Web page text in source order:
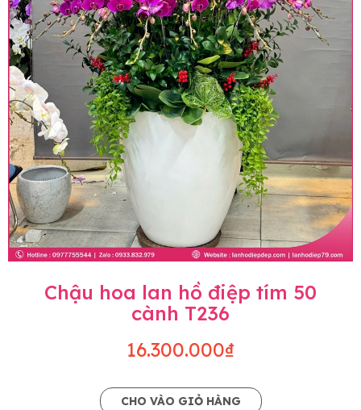
Chậu hoa lan hồ điệp tím 50
cành T236
16.300.000₫
CHO VÀO GIỎ HÀNG